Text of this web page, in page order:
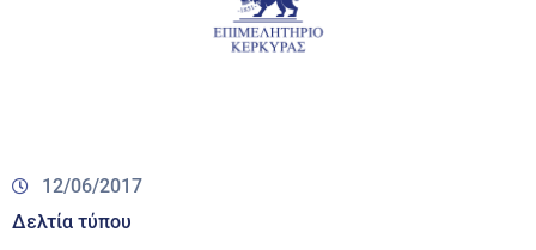
12/06/2017
Δελτία τύπου